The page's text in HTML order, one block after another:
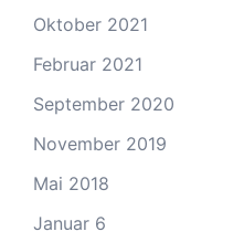
Oktober 2021
Februar 2021
September 2020
November 2019
Mai 2018
Januar 6